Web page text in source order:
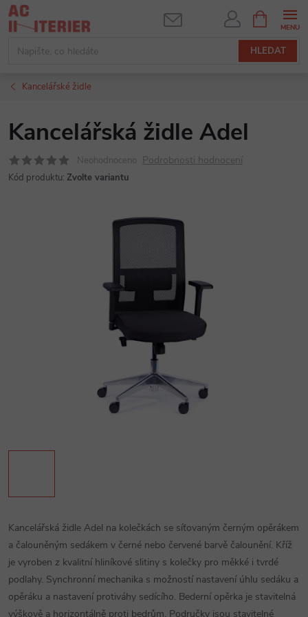
Přejít
na
HLEDAT
NÁKUPNÍ
KOŠÍK
Kancelářské židle
Kancelářská židle Adel
Neohodnoceno Podrobnosti hodnocení
Kód produktu: Zvolte variantu
Kancelářská židle Adel na kolečkách se síťovaným černým opěrákem
a čalouněným sedákem v černé nebo červené barvě čalounění. Kříž
je vyroben z kvalitní hliníkové slitiny s kolečky pro měkké i tvrdé
podlahy. Synchronní mechanika s možností nastavení úhlu sedáku a
opěráku a nastavení protiváhy sedícího. Bederní opěrka je stavitelná
výškově a horizontálně proti bedrům. Područky jsou stavitelné